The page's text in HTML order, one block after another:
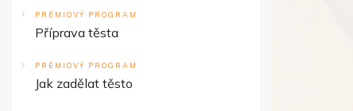
PRÉMIOVÝ PROGRAM
Příprava těsta
PRÉMIOVÝ PROGRAM
Jak zadělat těsto